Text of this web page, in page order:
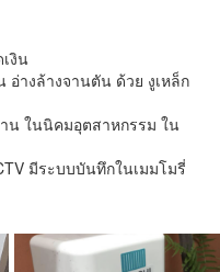
งิน
างล้างจานตัน ด้วย งูเหล็ก
น ในนิคมอุตสาหกรรม ใน
มีระบบบันทึกในเมมโมรี่